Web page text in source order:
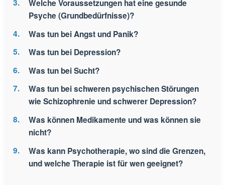
Welche Voraussetzungen hat eine gesunde
Psyche (Grundbedürfnisse)?
Was tun bei Angst und Panik?
Was tun bei Depression?
Was tun bei Sucht?
Was tun bei schweren psychischen Störungen
wie Schizophrenie und schwerer Depression?
Was können Medikamente und was können sie
nicht?
Was kann Psychotherapie, wo sind die Grenzen,
und welche Therapie ist für wen geeignet?